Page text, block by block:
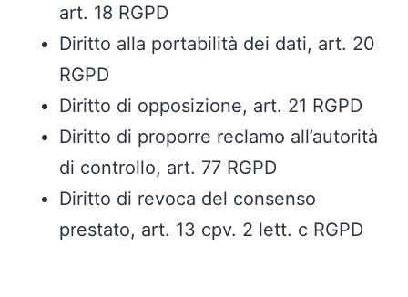
art. 18 RGPD
Diritto alla portabilità dei dati, art. 20
RGPD
Diritto di opposizione, art. 21 RGPD
Diritto di proporre reclamo all’autorità
di controllo, art. 77 RGPD
Diritto di revoca del consenso
prestato, art. 13 cpv. 2 lett. c RGPD